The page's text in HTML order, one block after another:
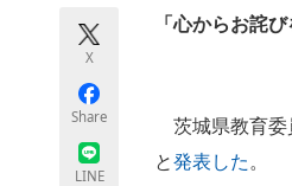
ちょっと気に
X
Share
LINE
「心からお詫
茨城県教育委
と発表した 。